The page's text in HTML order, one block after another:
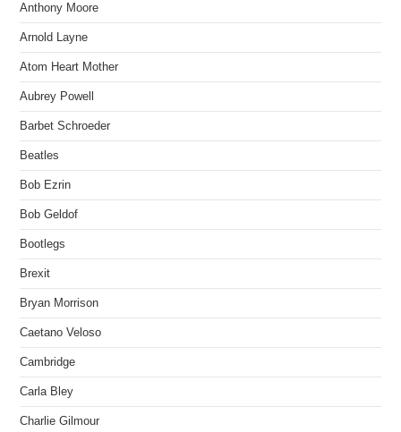
Anthony Moore
Arnold Layne
Atom Heart Mother
Aubrey Powell
Barbet Schroeder
Beatles
Bob Ezrin
Bob Geldof
Bootlegs
Brexit
Bryan Morrison
Caetano Veloso
Cambridge
Carla Bley
Charlie Gilmour